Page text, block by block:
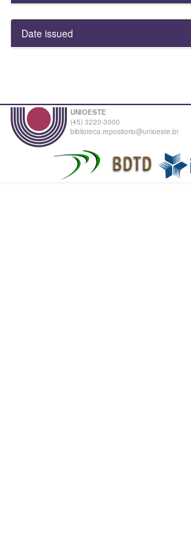
Date issued
UNIOESTE
(45) 3220-3000
biblioteca.repositorio@unioeste.br